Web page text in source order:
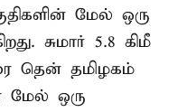
மேல் ஒரு
சுமார் 5.8 கிமீ
தென் தமிழகம்
மேல் ஒரு